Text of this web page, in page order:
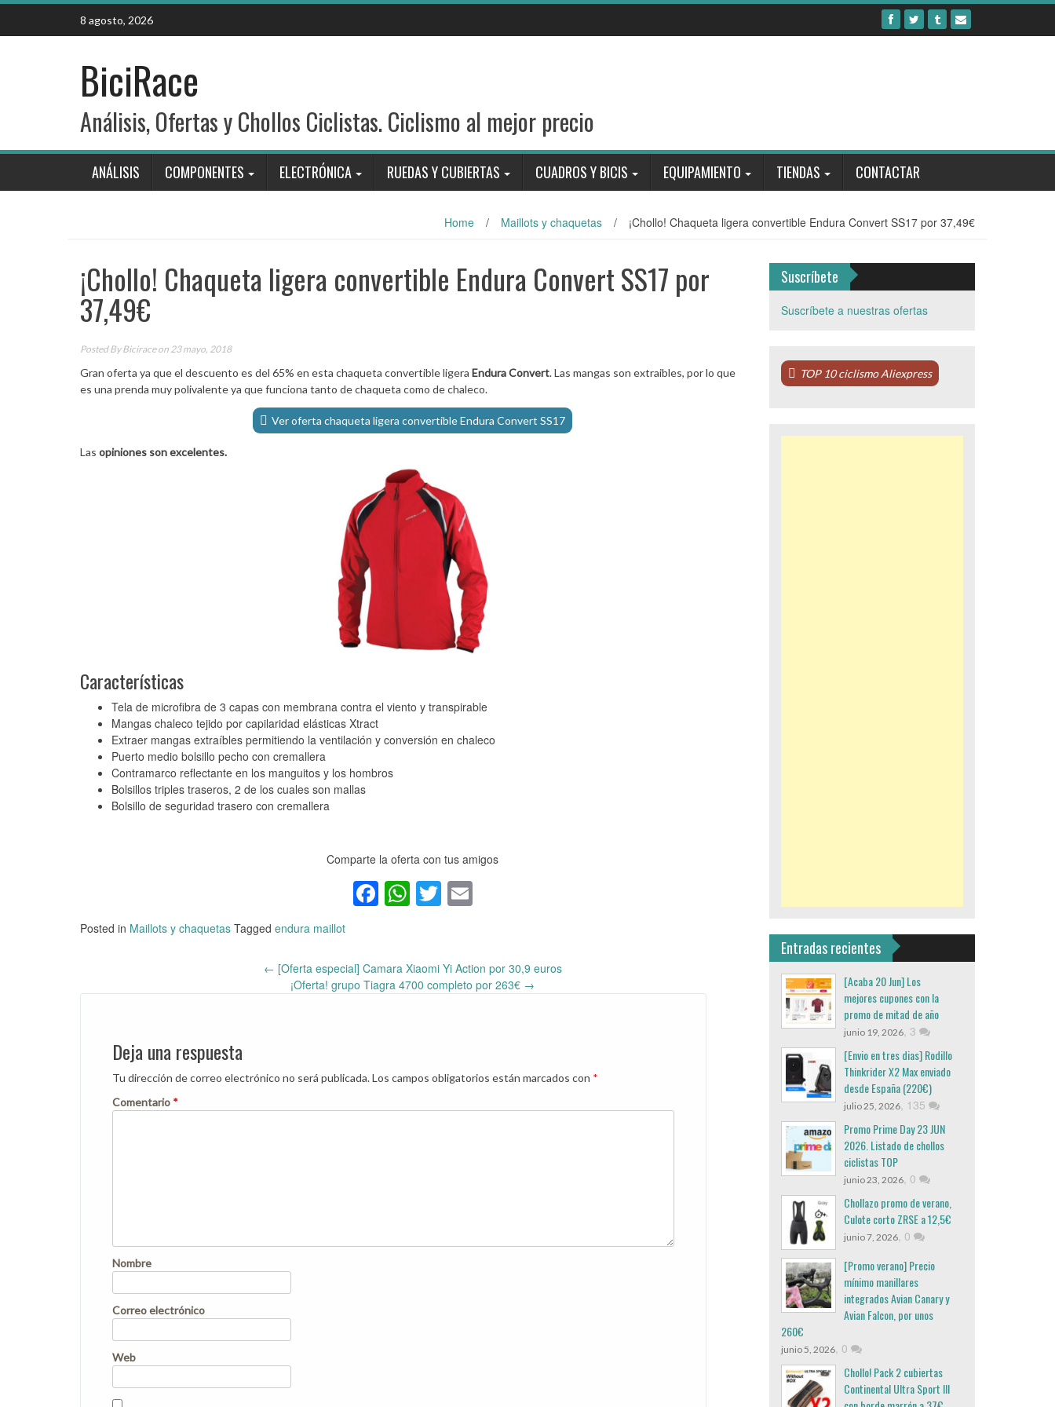
Skip
content
8 agosto, 2026
BiciRace
Análisis, Ofertas y Chollos Ciclistas. Ciclismo al mejor precio
ANÁLISIS COMPONENTES ELECTRÓNICA RUEDAS Y CUBIERTAS CUADROS Y BICIS EQUIPAMIENTO TIENDAS CONTACTAR
Home / Maillots y chaquetas / ¡Chollo! Chaqueta ligera convertible Endura Convert SS17 por 37,49€
¡Chollo! Chaqueta ligera convertible Endura Convert SS17 por
37,49€
Posted ByBiciraceon 23 mayo, 2018
Gran oferta ya que el descuento es del 65% en esta chaqueta convertible ligera Endura Convert. Las mangas son extraibles, por lo que
es una prenda muy polivalente ya que funciona tanto de chaqueta como de chaleco.
Ver oferta chaqueta ligera convertible Endura Convert SS17
Las opiniones son excelentes.
Características
Tela de microfibra de 3 capas con membrana contra el viento y transpirable
Mangas chaleco tejido por capilaridad elásticas Xtract
Extraer mangas extraíbles permitiendo la ventilación y conversión en chaleco
Puerto medio bolsillo pecho con cremallera
Contramarco reflectante en los manguitos y los hombros
Bolsillos triples traseros, 2 de los cuales son mallas
Bolsillo de seguridad trasero con cremallera
Comparte la oferta con tus amigos
Facebook
WhatsApp
Twitter
Email
Posted in Maillots y chaquetas Tagged endura maillot
Post
← [Oferta especial] Camara Xiaomi Yi Action por 30,9 euros
¡Oferta! grupo Tiagra 4700 completo por 263€ →
Deja una respuesta
Tu dirección de correo electrónico no será publicada.Los campos obligatorios están marcados con *
Comentario *
Nombre
Correo electrónico
Web
Suscríbete
Suscríbete a nuestras ofertas
TOP 10 ciclismo Aliexpress
Entradas recientes
[Acaba 20 Jun] Los
mejores cupones con la
promo de mitad de año
junio 19, 2026, 3
[Envio en tres dias] Rodillo
Thinkrider X2 Max enviado
desde España (220€)
julio 25, 2026, 135
Promo Prime Day 23 JUN
2026. Listado de chollos
ciclistas TOP
junio 23, 2026, 0
Chollazo promo de verano,
Culote corto ZRSE a 12,5€
junio 7, 2026, 0
[Promo verano] Precio
mínimo manillares
integrados Avian Canary y
Avian Falcon, por unos
260€
junio 5, 2026, 0
Chollo! Pack 2 cubiertas
Continental Ultra Sport III